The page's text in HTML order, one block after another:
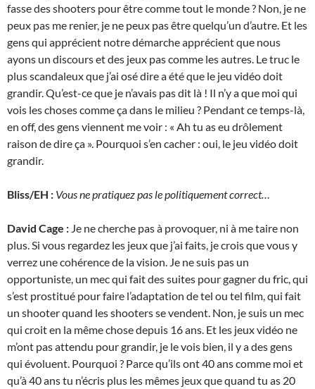
fasse des shooters pour être comme tout le monde ? Non, je ne
peux pas me renier, je ne peux pas être quelqu’un d’autre. Et les
gens qui apprécient notre démarche apprécient que nous
ayons un discours et des jeux pas comme les autres. Le truc le
plus scandaleux que j’ai osé dire a été que le jeu vidéo doit
grandir. Qu’est-ce que je n’avais pas dit là ! Il n’y a que moi qui
vois les choses comme ça dans le milieu ? Pendant ce temps-là,
en off, des gens viennent me voir : « Ah tu as eu drôlement
raison de dire ça ». Pourquoi s’en cacher : oui, le jeu vidéo doit
grandir.
Bliss/EH : Vous ne pratiquez pas le politiquement correct…
David Cage : Je ne cherche pas à provoquer, ni à me taire non
plus. Si vous regardez les jeux que j’ai faits, je crois que vous y
verrez une cohérence de la vision. Je ne suis pas un
opportuniste, un mec qui fait des suites pour gagner du fric, qui
s’est prostitué pour faire l’adaptation de tel ou tel film, qui fait
un shooter quand les shooters se vendent. Non, je suis un mec
qui croit en la même chose depuis 16 ans. Et les jeux vidéo ne
m’ont pas attendu pour grandir, je le vois bien, il y a des gens
qui évoluent. Pourquoi ? Parce qu’ils ont 40 ans comme moi et
qu’à 40 ans tu n’écris plus les mêmes jeux que quand tu as 20